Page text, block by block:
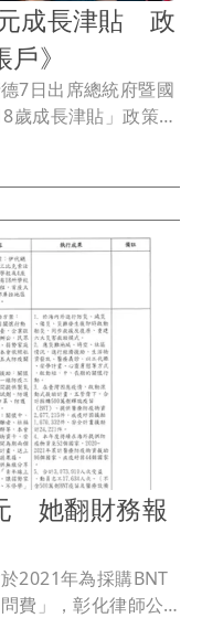
成長津貼 政
》
7日出席總統府暨國
歲成長津貼」政策，
每月可領5000元，
預算。對於立法院
來帳戶條例》，行
維護行政院編列預
她翻財務報
2021年為採購BNT
費」，彰化律師公